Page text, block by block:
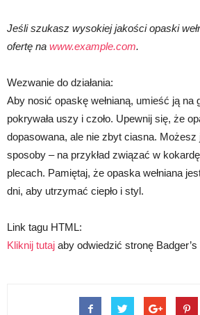
Jeśli szukasz wysokiej jakości opaski
ofertę na www.example.com.
Wezwanie do działania:
Aby nosić opaskę wełnianą, umieść ją na
pokrywała uszy i czoło. Upewnij się, że
dopasowana, ale nie zbyt ciasna. Możesz
sposoby – na przykład związać w
plecach. Pamiętaj, że opaska wełniana
dni, aby utrzymać ciepło i styl.
Link tagu HTML:
Kliknij tutaj aby odwiedzić stronę Badger’s